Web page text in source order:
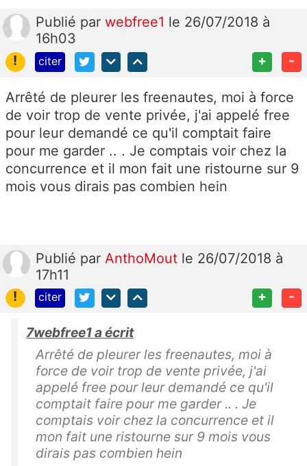
Publié par webfree1 le 26/07/2018 à
16h03
!
citer + -
Arrêté de pleurer les freenautes, moi à force
de voir trop de vente privée, j'ai appelé free
pour leur demandé ce qu'il comptait faire
pour me garder .. . Je comptais voir chez la
concurrence et il mon fait une ristourne sur 9
mois vous dirais pas combien hein
Publié par AnthoMout le 26/07/2018 à
17h11
!
citer + -
7webfree1 a écrit
Arrêté de pleurer les freenautes, moi à
force de voir trop de vente privée, j'ai
appelé free pour leur demandé ce qu'il
comptait faire pour me garder .. . Je
comptais voir chez la concurrence et il
mon fait une ristourne sur 9 mois vous
dirais pas combien hein